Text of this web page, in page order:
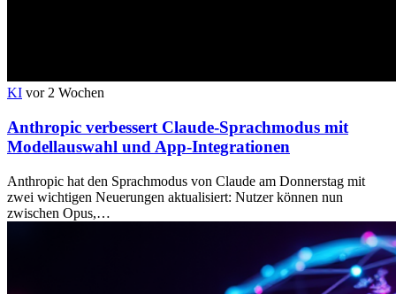
KI vor 2 Wochen
Anthropic verbessert Claude-Sprachmodus mit
Modellauswahl und App-Integrationen
Anthropic hat den Sprachmodus von Claude am Donnerstag mit
zwei wichtigen Neuerungen aktualisiert: Nutzer können nun
zwischen Opus,…